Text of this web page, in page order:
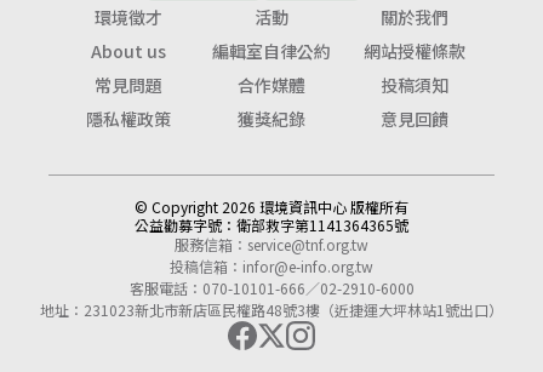
環境徵才
活動
關於我們
About us
編輯室自律公約
網站授權條款
常見問題
合作媒體
投稿須知
隱私權政策
獲獎紀錄 意見回饋
© Copyright 2026 環境資訊中心 版權所有
公益勸募字號： 衛部救字第1141364365號
服務信箱： service@tnf.org.tw
投稿信箱： infor@e-info.org.tw
客服電話：070-10101-666／02-2910-6000
地址：231023新北市新店區民權路48號3樓（近捷運大坪林站1號出口）